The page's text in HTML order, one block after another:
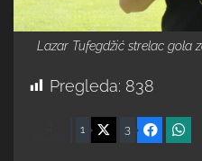
Lazar Tufegdžić strelac gola
Pregleda: 838
1 3